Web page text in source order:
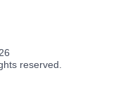
reserved.